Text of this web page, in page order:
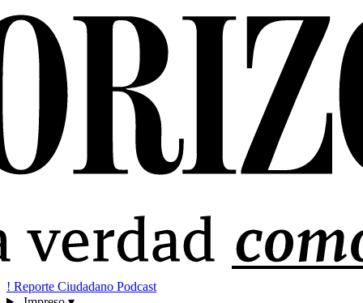
! Reporte Ciudadano Podcast